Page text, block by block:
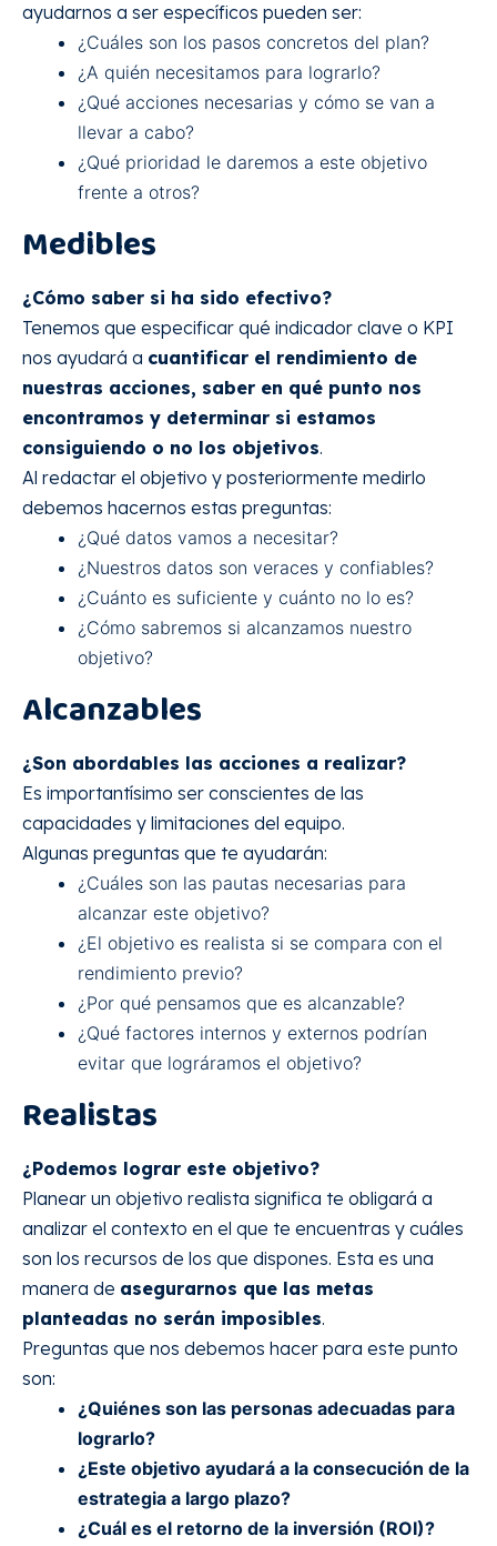
ayudarnos a ser específicos pueden ser:
¿Cuáles son los pasos concretos del plan?
¿A quién necesitamos para lograrlo?
¿Qué acciones necesarias y cómo se van a
llevar a cabo?
¿Qué prioridad le daremos a este objetivo
frente a otros?
Medibles
¿Cómo saber si ha sido efectivo?
Tenemos que especificar qué indicador clave o KPI
nos ayudará a cuantificar el rendimiento de
nuestras acciones, saber en qué punto nos
encontramos y determinar si estamos
consiguiendo o no los objetivos.
Al redactar el objetivo y posteriormente medirlo
debemos hacernos estas preguntas:
¿Qué datos vamos a necesitar?
¿Nuestros datos son veraces y confiables?
¿Cuánto es suficiente y cuánto no lo es?
¿Cómo sabremos si alcanzamos nuestro
objetivo?
Alcanzables
¿Son abordables las acciones a realizar?
Es importantísimo ser conscientes de las
capacidades y limitaciones del equipo.
Algunas preguntas que te ayudarán:
¿Cuáles son las pautas necesarias para
alcanzar este objetivo?
¿El objetivo es realista si se compara con el
rendimiento previo?
¿Por qué pensamos que es alcanzable?
¿Qué factores internos y externos podrían
evitar que lográramos el objetivo?
Realistas
¿Podemos lograr este objetivo?
Planear un objetivo realista significa te obligará a
analizar el contexto en el que te encuentras y cuáles
son los recursos de los que dispones. Esta es una
manera de asegurarnos que las metas
planteadas no serán imposibles.
Preguntas que nos debemos hacer para este punto
son:
¿Quiénes son las personas adecuadas para
lograrlo?
¿Este objetivo ayudará a la consecución de la
estrategia a largo plazo?
¿Cuál es el retorno de la inversión (ROI)?